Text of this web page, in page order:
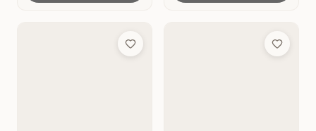
Add to Wish List Add to